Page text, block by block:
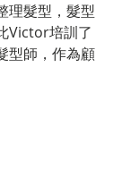
理髮型，髮型
Victor培訓了
型師，作為顧